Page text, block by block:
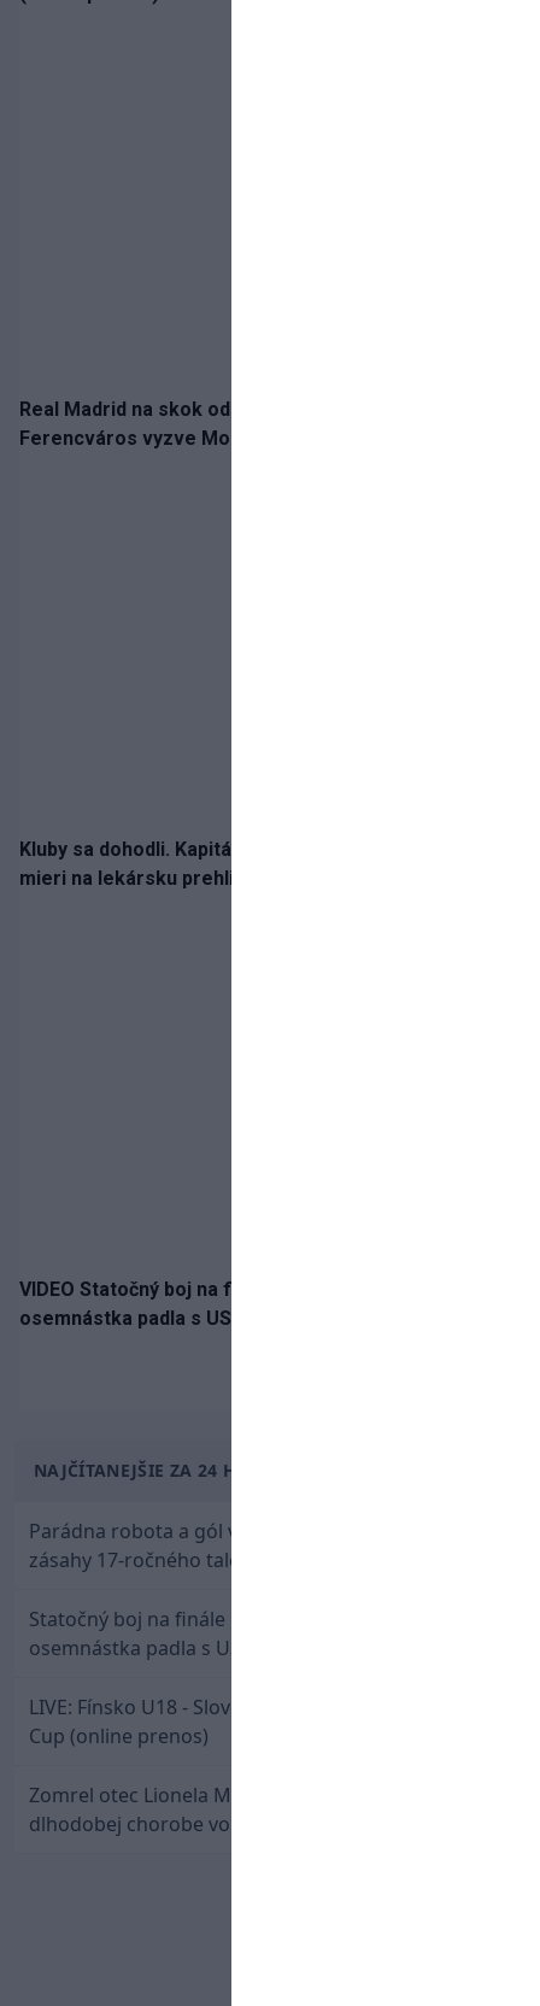
Real Madrid na skok od Slovenska: Borbélyho
Ferencváros vyzve Mourinhove hviezdy
Kluby sa dohodli. Kapitán Sparty Praha Lukáš Haraslín
mieri na lekársku prehliadku
VIDEO Statočný boj na finále nestačil: Slovenská
osemnástka padla s USA a zabojuje o bronz
NAJČÍTANEJŠIE ZA 24 HODÍN
Parádna robota a gól v oslabení! Pozrite si oba
zásahy 17-ročného talentu Rychlíka proti USA
Statočný boj na finále nestačil: Slovenská
osemnástka padla s USA a zabojuje o bronz
LIVE: Fínsko U18 - Slovensko U18 / Hlinka-Gretzky
Cup (online prenos)
Zomrel otec Lionela Messiho. Jorge podľahol
dlhodobej chorobe vo veku 68 rokov